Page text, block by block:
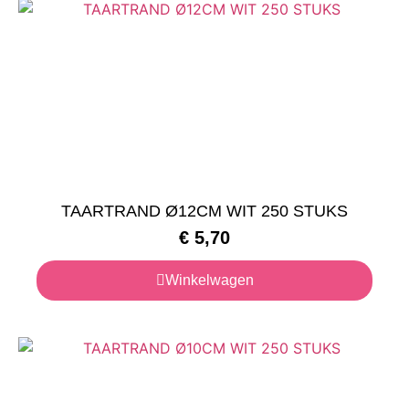
TAARTRAND Ø12CM WIT 250 STUKS
€ 5,70
Winkelwagen